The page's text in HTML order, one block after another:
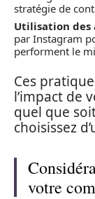
stratégie de
Utilisation des
par Instagram
performent le
Ces
l’impact de
quel que
choisissez
votre